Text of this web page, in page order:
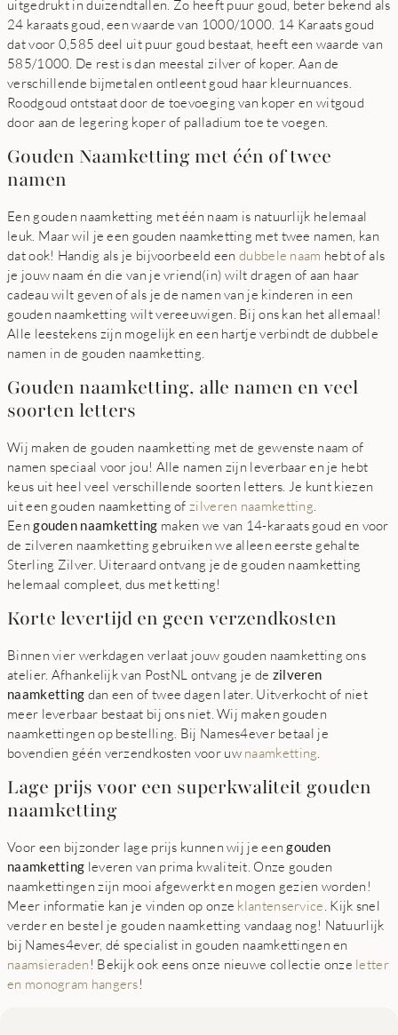
uitgedrukt in duizendtallen. Zo heeft puur goud, beter bekend als
24 karaats goud, een waarde van 1000/1000. 14 Karaats goud
dat voor 0,585 deel uit puur goud bestaat, heeft een waarde van
585/1000. De rest is dan meestal zilver of koper. Aan de
verschillende bijmetalen ontleent goud haar kleurnuances.
Roodgoud ontstaat door de toevoeging van koper en witgoud
door aan de legering koper of palladium toe te voegen.
Gouden Naamketting met één of twee
namen
Een gouden naamketting met één naam is natuurlijk helemaal
leuk. Maar wil je een gouden naamketting met twee namen, kan
dat ook! Handig als je bijvoorbeeld eendubbele naam hebt of als
je jouw naam én die van je vriend(in) wilt dragen of aan haar
cadeau wilt geven of als je de namen van je kinderen in een
gouden naamketting wilt vereeuwigen. Bij ons kan het allemaal!
Alle leestekens zijn mogelijk en een hartje verbindt de dubbele
namen in de gouden naamketting.
Gouden naamketting, alle namen en veel
soorten letters
Wij maken de gouden naamketting met de gewenste naam of
namen speciaal voor jou! Alle namen zijn leverbaar en je hebt
keus uit heel veel verschillende soorten letters. Je kunt kiezen
uit een gouden naamketting ofzilveren naamketting
Eengouden naamketting maken we van 14-karaats goud en voor
de zilveren naamketting gebruiken we alleen eerste gehalte
Sterling Zilver. Uiteraard ontvang je de gouden naamketting
helemaal compleet, dus met ketting!
Korte levertijd en geen verzendkosten
Binnen vier werkdagen verlaat jouw gouden naamketting ons
atelier. Afhankelijk van PostNL ontvang je de zilveren
naamketting dan een of twee dagen later. Uitverkocht of niet
meer leverbaar bestaat bij ons niet. Wij maken gouden
naamkettingen op bestelling. Bij Names4ever betaal je
bovendien géén verzendkosten voor uw naamketting
Lage prijs voor een superkwaliteit gouden
naamketting
Voor een bijzonder lage prijs kunnen wij je eengouden
naamketting leveren van prima kwaliteit. Onze gouden
naamkettingen zijn mooi afgewerkt en mogen gezien worden!
Meer informatie kan je vinden op onze klantenservice . Kijk snel
verder en bestel je gouden naamketting vandaag nog! Natuurlijk
bij Names4ever, dé specialist in gouden naamkettingen en
naamsieraden ! Bekijk ook eens onze nieuwe collectie onze letter
en monogram hangers!